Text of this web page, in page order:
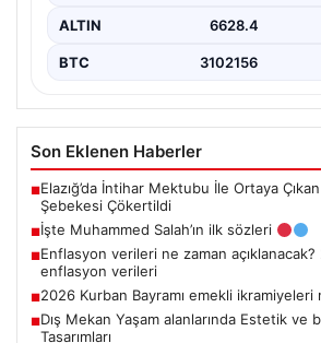
ALTIN 6628.4
BTC 3102156
Son Eklenen Haberler
■Elazığ’da İntihar Mektubu İle Ortaya
Şebekesi Çökertildi
■İşte Muhammed Salah’ın ilk sözleri
■Enflasyon verileri ne zaman açıklanacak?
enflasyon verileri
■2026 Kurban Bayramı emekli ikramiyeleri
■Dış Mekan Yaşam alanlarında Estetik ve
Tasarımları